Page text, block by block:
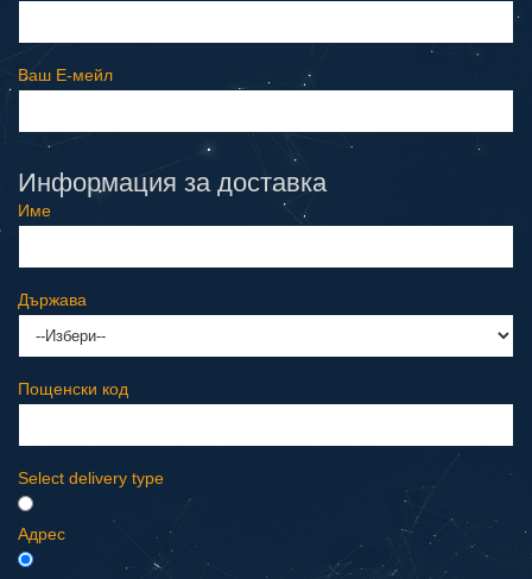
Ваш E-мeйл
Информация за доставка
Име
Държава
Пощенски код
Select delivery type
Адрес